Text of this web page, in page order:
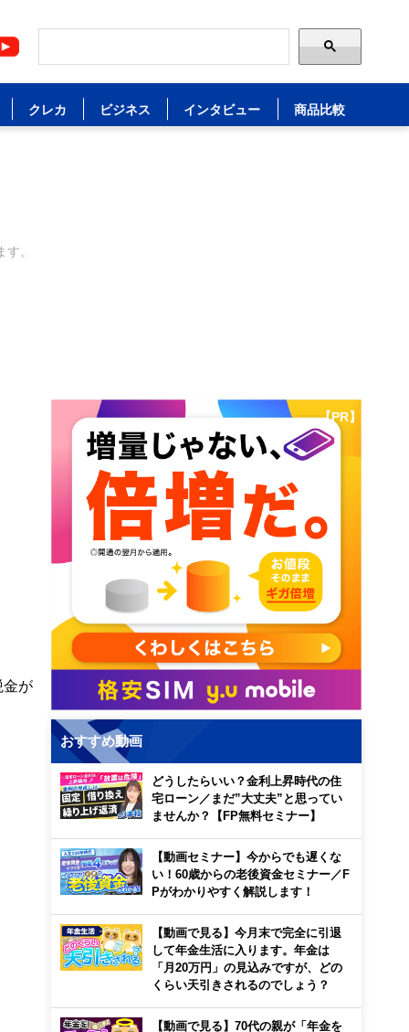
クレカ ビジネス インタビュー 商品比較
。
金が
【PR】
おすすめ動画
どうしたらいい？金利上昇時代の住
宅ローン／まだ”大丈夫”と思ってい
ませんか？【FP無料セミナー】
【動画セミナー】今からでも遅くな
い！60歳からの老後資金セミナー／F
Pがわかりやすく解説します！
【動画で見る】今月末で完全に引退
して年金生活に入ります。年金は
「月20万円」の見込みですが、どの
くらい天引きされるのでしょう？
【動画で見る】70代の親が「年金を